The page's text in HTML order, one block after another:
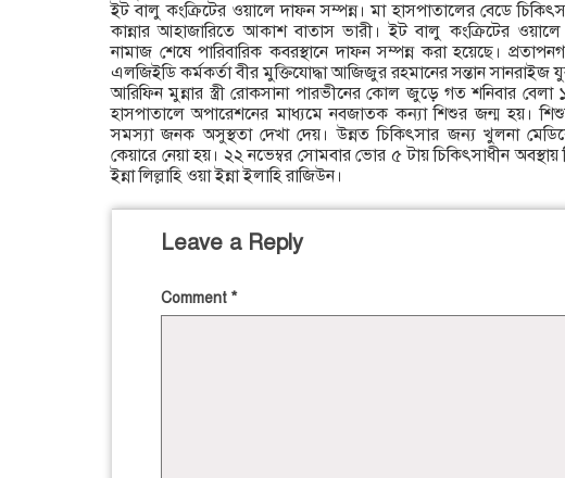
ইট বালু কংক্রিটের ওয়ালে দাফন সম্পন্ন। মা হাসপাতালের বেডে
কান্নার আহাজারিতে আকাশ বাতাস ভারী। ইট বালু কংক্রিটের
নামাজ শেষে পারিবারিক কবরস্থানে দাফন সম্পন্ন করা হয়েছে।
এলজিইডি কর্মকর্তা বীর মুক্তিযোদ্ধা আজিজুর রহমানের সন্তান সানরাইজ
আরিফিন মুন্নার স্ত্রী রোকসানা পারভীনের কোল জুড়ে গত শনিবার বেলা
হাসপাতালে অপারেশনের মাধ্যমে নবজাতক কন্যা শিশুর জন্ম হয়।
সমস্যা জনক অসুস্থতা দেখা দেয়। উন্নত চিকিৎসার জন্য খুলনা
কেয়ারে নেয়া হয়। ২২ নভেম্বর সোমবার ভোর ৫ টায় চিকিৎসাধীন
ইন্না লিল্লাহি ওয়া ইন্না ইলাহি রাজিউন।
Leave a Reply
Comment *